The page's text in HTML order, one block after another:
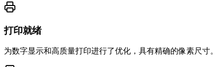
打印就绪
为数字显示和高质量打印进行了优化，具有精确的像素尺寸。